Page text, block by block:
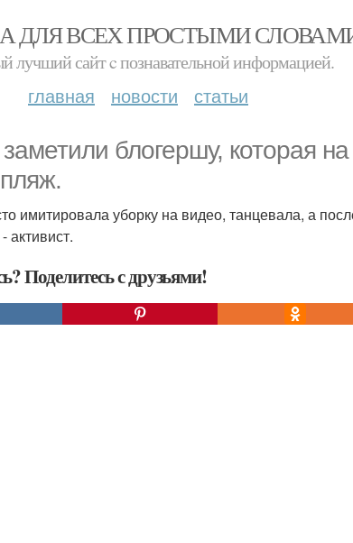
ДЛЯ ВСЕХ ПРОСТЫМИ
лучший сайт c познавательной информацией.
главная новости статьи
блoгершу, которая
имитировала уборку на видео, танцевала, а
активист.
Поделитесь с друзьями!